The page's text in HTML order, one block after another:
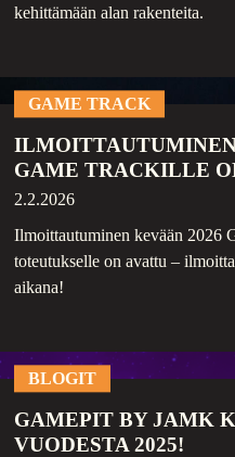
kehittämään alan rakenteita.
GAME TRACK
GAME TRACKILLE
2.2.2026
Ilmoittautuminen kevään 2026
toteutukselle on avattu –
aikana!
BLOGIT
GAMEPIT BY JAMK
VUODESTA 2025!